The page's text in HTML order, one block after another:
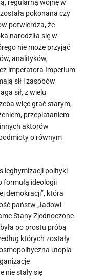
regularną wojnę w
pokonana czy
potwierdza, że
narodziła się w
nie może przyjąć
analityków,
imperatora Imperium
sił i zasobów
sił, z wielu
więc grać starym,
przeplataniem
aktorów
o równym
legitymizacji polityki
formułą ideologii
demokracji”, która
państw „ładowi
Stany Zjednoczone
po prostu próbą
których zostały
utopia
nie stały się